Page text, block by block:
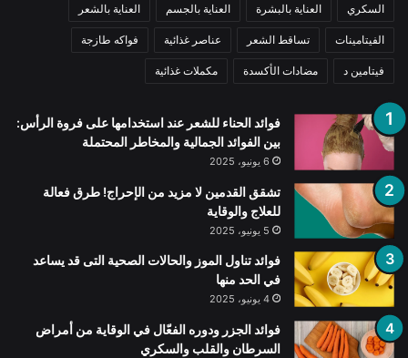
السكري العناية بالبشرة العناية بالجسم العناية بالشعر
الفيتامينات تساقط الشعر عناصر غذائية فواكه طازجة
فيتامين د مضادات الأكسدة مكملات غذائية
فوائد الحناء للشعر عند استخدامها على فروة الرأس:
بين الفوائد الجمالية والمخاطر المحتملة
6 يونيو، 2025
تشقق القدمين لا مزيد من الإحراج! طرق فعالة
للعلاج والوقاية
5 يونيو، 2025
فوائد تناول الموز والحالات الصحية التى قد يساعد
في الحد منها
4 يونيو، 2025
فوائد الجزر ودوره الفعّال في الوقاية من أمراض
السرطان والقلب والسكري